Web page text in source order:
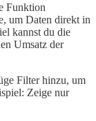
Funktion
um Daten direkt in
kannst du die
Umsatz der
Filter hinzu, um
Zeige nur